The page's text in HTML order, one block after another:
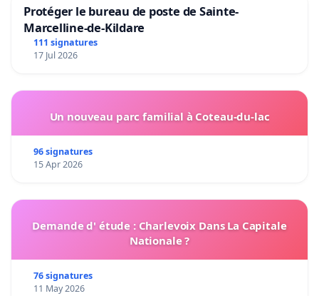
Protéger le bureau de poste de Sainte-
Marcelline-de-Kildare
111 signatures
17 Jul 2026
Un nouveau parc familial à Coteau-du-lac
96 signatures
15 Apr 2026
Demande d' étude : Charlevoix Dans La Capitale
Nationale ?
76 signatures
11 May 2026